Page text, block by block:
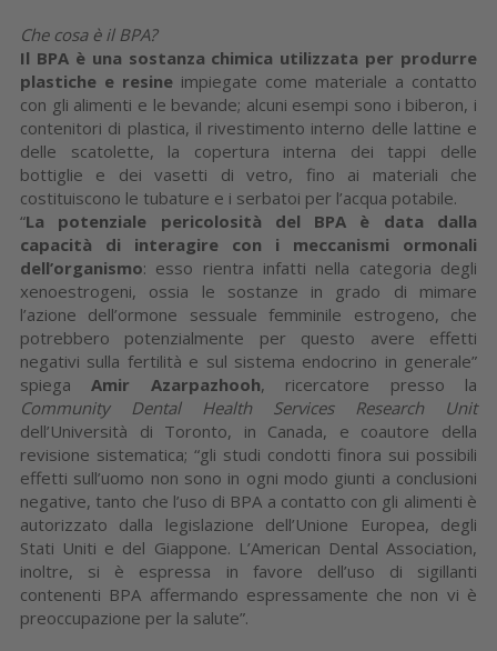
Che cosa è il BPA?
Il BPA è una sostanza chimica utilizzata per produrre
plastiche e resine impiegate come materiale a contatto
con gli alimenti e le bevande; alcuni esempi sono i biberon, i
contenitori di plastica, il rivestimento interno delle lattine e
delle scatolette, la copertura interna dei tappi delle
bottiglie e dei vasetti di vetro, fino ai materiali che
costituiscono le tubature e i serbatoi per l’acqua potabile.
“La potenziale pericolosità del BPA è data dalla
capacità di interagire con i meccanismi ormonali
dell’organismo: esso rientra infatti nella categoria degli
xenoestrogeni, ossia le sostanze in grado di mimare
l’azione dell’ormone sessuale femminile estrogeno, che
potrebbero potenzialmente per questo avere effetti
negativi sulla fertilità e sul sistema endocrino in generale”
spiegaAmir Azarpazhooh, ricercatore presso la
Community Dental Health Services Research Unit
dell’Università di Toronto, in Canada, e coautore della
revisione sistematica; “gli studi condotti finora sui possibili
effetti sull’uomo non sono in ogni modo giunti a conclusioni
negative, tanto che l’uso di BPA a contatto con gli alimenti è
autorizzato dalla legislazione dell’Unione Europea, degli
Stati Uniti e del Giappone. L’American Dental Association,
inoltre, si è espressa in favore dell’uso di sigillanti
contenenti BPA affermando espressamente che non vi è
preoccupazione per la salute”.